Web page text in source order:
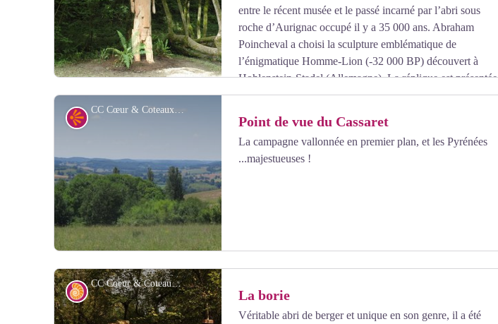
Voir l'image en plein écran
entre le récent musée et le passé incarné par l’abri sous
roche d’Aurignac occupé il y a 35 000 ans. Abraham
Poincheval a choisi la sculpture emblématique de
l’énigmatique Homme-Lion (-32 000 BP) découvert à
Hohlenstein-Stadel (Allemagne). La réplique est présentée
au musée. L'artiste a agrandi fidèlement la statuette originale, de 32 cm à 3,20 m, pour pouvoir
« l’habiter » jour et nuit durant une semaine. La performance s’est déroulée du 2 au 8 juin 2018.
(Commande publique pour le Musée de l’Aurignacien / Abraham Poincheval / agence pièces
montées – Mélèze, 3.20 m)
CC Cœur & Coteaux Comminges
Point de vue Point de vue du Cassaret
La campagne vallonnée en premier plan, et les Pyrénées
...majestueuses !
CC Coeur & Coteaux Comminges
Archéologie La borie
Véritable abri de berger et unique en son genre, il a été